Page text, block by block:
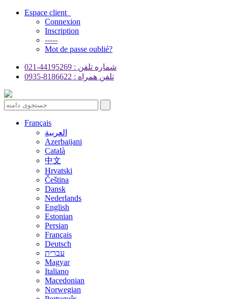
Espace client
Connexion
Inscription
-----
Mot de passe oublié?
شماره تلفن : 44195269-021
تلفن همراه : 8186622-0935
Français
العربية
Azerbaijani
Català
中文
Hrvatski
Čeština
Dansk
Nederlands
English
Estonian
Persian
Français
Deutsch
עברית
Magyar
Italiano
Macedonian
Norwegian